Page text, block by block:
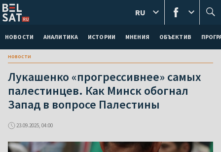
НОВОСТИ АНАЛИТИКА ИСТОРИИ МНЕНИЯ ОБЪЕКТИВ
RU
новости
Лукашенко «прогрессивнее» самых
палестинцев. Как Минск обогнал
Запад в вопросе Палестины
23.09.2025, 04:00